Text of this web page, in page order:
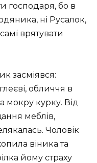
господаря, бо в
ні Русалок,
врятувати
засміявся:
обличчя в
мокру курку. Від
меблів,
Чоловік
віника та
йому страху